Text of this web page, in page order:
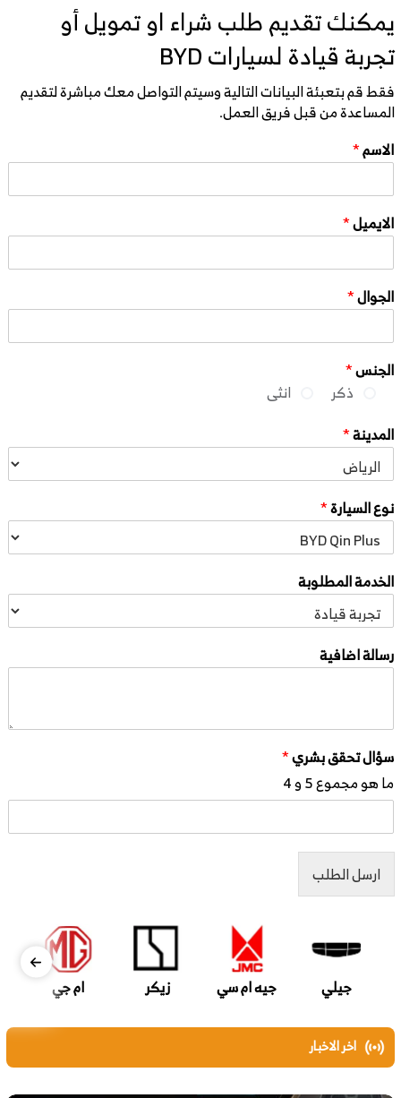
يمكنك تقديم طلب شراء او تمويل أو
تجربة قيادة لسيارات BYD
فقط قم بتعبئة البيانات التالية وسيتم التواصل معك مباشرة لتقديم
المساعدة من قبل فريق العمل.
الاسم*
الايميل*
الجوال*
الجنس*
ذكر
انثى
المدينة*
نوع السيارة*
الخدمة المطلوبة
رسالة اضافية
سؤال تحقق بشري*
ما هو مجموع 5 و 4
ارسل الطلب
جيلي جيه ام سي زيكر ام جي
اخر الاخبار